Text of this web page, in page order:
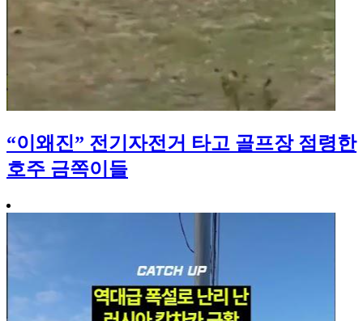
“이왜진” 전기자전거 타고 골프장 점령한
호주 금쪽이들